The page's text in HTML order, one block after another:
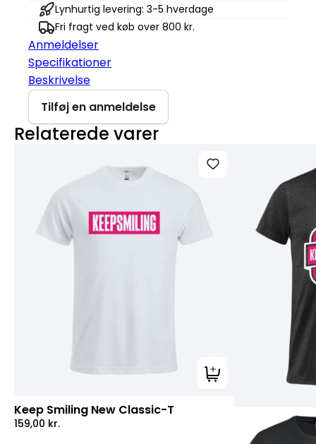
Lynhurtig levering: 3-5 hverdage
Fri fragt ved køb over 800 kr.
Anmeldelser
Specifikationer
Beskrivelse
Tilføj en anmeldelse
Relaterede varer
Tilføj til kurv
Keep Smiling New Classic-T
159,00 kr.